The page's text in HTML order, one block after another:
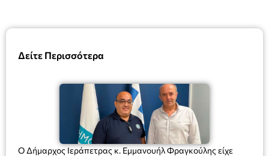
Δείτε Περισσότερα
Ο Δήμαρχος Ιεράπετρας κ. Εμμανουήλ Φραγκούλης είχε